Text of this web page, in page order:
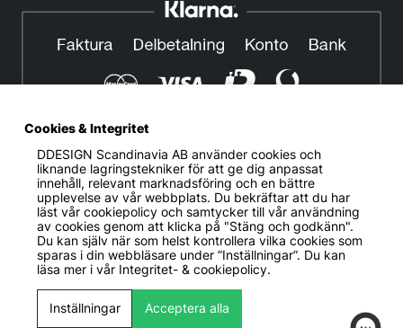
© DDESIGN. Alla rättigheter reserverade.
Om oss|Privacy policy|Cookiepolicy|Köp- och
leveransvillkor
Telefonnummer: 019-507 40 01
Helgfria vardagar 10:00-12:00
DDESIGN Scandinavia AB Organisationsnummer:
Mosåsvägen 142, 702 36 Örebro
Cookies & Integritet
DDESIGN Scandinavia ABanvänder cookies och
liknande lagringstekniker för att ge dig anpassat
innehåll, relevant marknadsföring och en bättre
upplevelse av vår webbplats. Du bekräftar att du har
läst vår cookiepolicy och samtycker till vår användning
av cookies genom att klicka på "Stäng och godkänn".
Du kan själv när som helst kontrollera vilka cookies som
sparas i din webbläsare under ”Inställningar”. Du kan
läsa mer i vår Integritet- & cookiepolicy.
Inställningar Acceptera alla